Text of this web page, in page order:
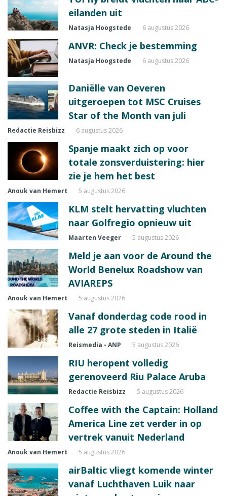
eilanden uit
Natasja Hoogstede 6 augustus 2026
ANVR: Check je bestemming
Natasja Hoogstede 6 augustus 2026
Daniëlle van Oeveren
uitgeroepen tot MSC Cruises
Star of the Month van juli
Redactie Reisbizz 6 augustus 2026
Spanje maakt zich op voor
totale zonsverduistering: hier
zie je hem het best
Anouk van Hemert 5 augustus 2026
KLM stelt hervatting vluchten
naar Golfregio opnieuw uit
Maarten Veeger 5 augustus 2026
Meld je aan voor de Around the
World Benelux Roadshow van
AVIAREPS
Anouk van Hemert 5 augustus 2026
Vanaf donderdag code rood in
alle 27 grote steden in Italië
Reismedia - ANP 5 augustus 2026
RIU heropent volledig
gerenoveerd Riu Palace Aruba
Redactie Reisbizz 5 augustus 2026
Coffee with the Captain: Holland
America Line zet verder in op
vertrek vanuit Nederland
Anouk van Hemert 5 augustus 2026
airBaltic vliegt komende winter
vanaf Luchthaven Luik naar